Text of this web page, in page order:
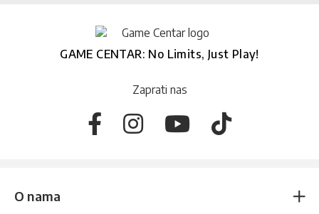
GAME CENTAR: No Limits, Just Play!
Zaprati nas
O nama